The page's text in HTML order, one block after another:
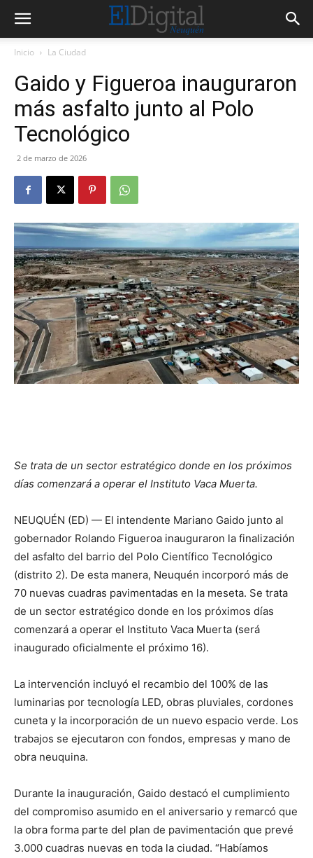
Inicio La Ciudad
Gaido y Figueroa inauguraron
más asfalto junto al Polo
Tecnológico
2 de marzo de 2026
Se trata de un sector estratégico donde en los próximos
días comenzará a operar el Instituto Vaca Muerta.
NEUQUÉN (ED) — El intendente Mariano Gaido junto al
gobernador Rolando Figueroa inauguraron la finalización
del asfalto del barrio del Polo Científico Tecnológico
(distrito 2). De esta manera, Neuquén incorporó más de
70 nuevas cuadras pavimentadas en la meseta. Se trata
de un sector estratégico donde en los próximos días
comenzará a operar el Instituto Vaca Muerta (será
inaugurado oficialmente el próximo 16).
La intervención incluyó el recambio del 100% de las
luminarias por tecnología LED, obras pluviales, cordones
cuneta y la incorporación de un nuevo espacio verde. Los
trabajos se ejecutaron con fondos, empresas y mano de
obra neuquina.
Durante la inauguración, Gaido destacó el cumplimiento
del compromiso asumido en el aniversario y remarcó que
la obra forma parte del plan de pavimentación que prevé
3.000 cuadras nuevas en toda la ciudad. “Habíamos